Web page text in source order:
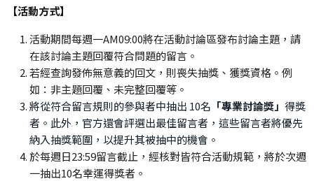
【活動方式】
活動期間每週一AM09:00將在活動討論區發布討論主題，請
在該討論主題回覆符合問題的留言。
若經查詢發佈無意義的回文，則喪失抽獎、獲獎資格。例
如：非主題回覆、未完整回覆等。
將從符合留言規則的參與者中抽出 10名 「專業討論獎」 得獎
者。此外，官方還會評選出最佳留言者，這些留言者將優先
納入抽獎範圍，以提升其被抽中的機會。
於每週日23:59留言截止，經核對皆符合活動規範，將於次週
一抽出10名幸運得獎者。